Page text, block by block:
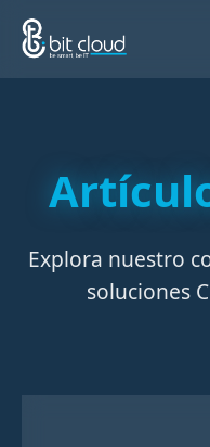
Explora nuestro
soluciones